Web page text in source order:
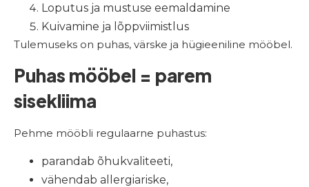
Loputus ja mustuse eemaldamine
Kuivamine ja lõppviimistlus
Tulemuseks on puhas, värske ja hügieeniline mööbel.
Puhas mööbel = parem
sisekliima
Pehme mööbli regulaarne puhastus:
parandab õhukvaliteeti,
vähendab allergiariske,